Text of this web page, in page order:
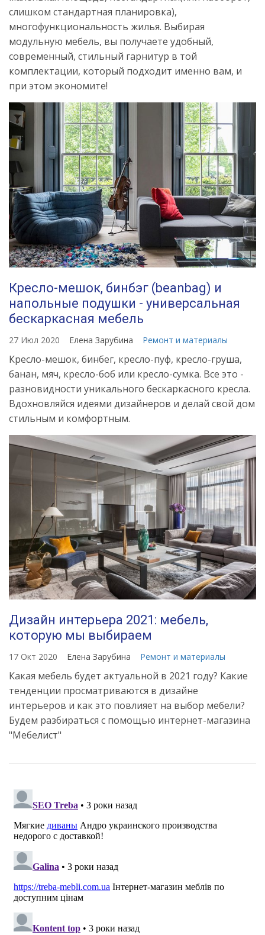
слишком стандартная планировка),
многофункциональность жилья. Выбирая
модульную мебель, вы получаете удобный,
современный, стильный гарнитур в той
комплектации, который подходит именно вам, и
при этом экономите!
Кресло-мешок, бинбэг (beanbag) и
напольные подушки - универсальная
бескаркасная мебель
27 Июл 2020 Елена Зарубина Ремонт и материалы
Кресло-мешок, бинбег, кресло-пуф, кресло-груша,
банан, мяч, кресло-боб или кресло-сумка. Все это -
разновидности уникального бескаркасного кресла.
Вдохновляйся идеями дизайнеров и делай свой дом
стильным и комфортным.
Дизайн интерьера 2021: мебель,
которую мы выбираем
17 Окт 2020 Елена Зарубина Ремонт и материалы
Какая мебель будет актуальной в 2021 году? Какие
тенденции просматриваются в дизайне
интерьеров и как это повлияет на выбор мебели?
Будем разбираться с помощью интернет-магазина
"Мебелист"